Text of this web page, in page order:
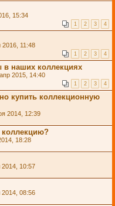
15:34
1 2 3 4
2016, 11:48
1 2 3 4
в наших коллекциях
2015, 14:40
1 2 3 4
купить коллекционную
2014, 12:39
коллекцию?
18:28
10:57
08:56